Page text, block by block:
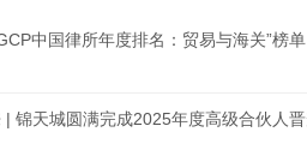
中国律所年度排名：贸易与海关”榜单
| 锦天城圆满完成2025年度高级合伙人